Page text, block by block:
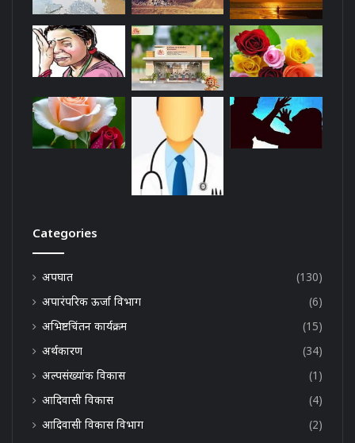
Categories
अपघात
(130)
अपारंपरिक ऊर्जा विभाग
(6)
अभिष्टचिंतन कार्यक्रम
(15)
अर्थकारण
(34)
अल्पसंख्यांक विकास
(1)
आदिवासी विकास
(4)
आदिवासी विकास विभाग
(2)